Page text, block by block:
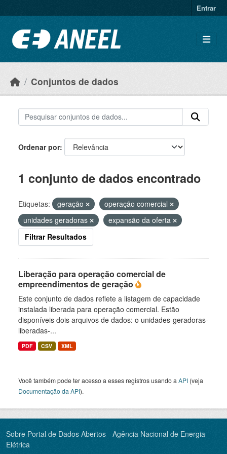
Entrar
Conjuntos de dados
Ordenar por
1 conjunto de dados encontrado
Etiquetas: geração
operação comercial
unidades geradoras
expansão da oferta
Filtrar Resultados
Liberação para operação comercial de
empreendimentos de geração
Este conjunto de dados reflete a listagem de capacidade
instalada liberada para operação comercial. Estão
disponíveis dois arquivos de dados: o unidades-geradoras-
liberadas-...
PDF CSV XML
Você também pode ter acesso a esses registros usando a API (veja
Documentação da API).
Sobre Portal de Dados Abertos - Agência Nacional de Energia
Elétrica